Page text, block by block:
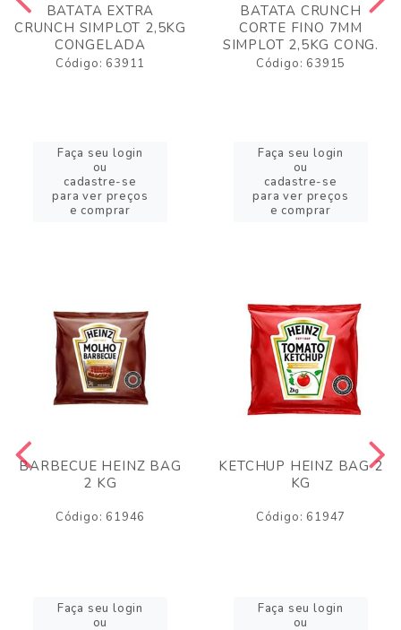
BATATA EXTRA
CRUNCH SIMPLOT 2,5KG
CONGELADA
Código: 63911
Faça seu login
ou
cadastre-se
para ver preços
e comprar
BATATA CRUNCH
CORTE FINO 7MM
SIMPLOT 2,5KG CONG.
Código: 63915
Faça seu login
ou
cadastre-se
para ver preços
e comprar
BARBECUE HEINZ BAG
2 KG
Código: 61946
Faça seu login
ou
KETCHUP HEINZ BAG 2
KG
Código: 61947
Faça seu login
ou